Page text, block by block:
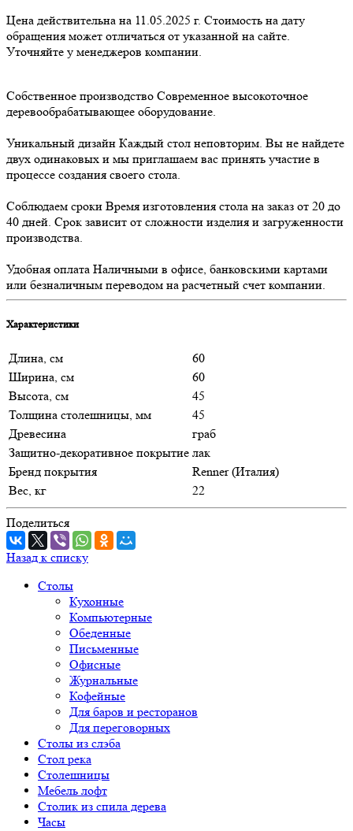
Цена действительна на 11.05.2025 г. Стоимость на дату
обращения может отличаться от указанной на сайте.
Уточняйте у менеджеров компании.
Собственное производство Современное высокоточное
деревообрабатывающее оборудование.
Уникальный дизайн Каждый стол неповторим. Вы не найдете
двух одинаковых и мы приглашаем вас принять участие в
процессе создания своего стола.
Соблюдаем сроки Время изготовления стола на заказ от 20 до
40 дней. Срок зависит от сложности изделия и загруженности
производства.
Удобная оплата Наличными в офисе, банковскими картами
или безналичным переводом на расчетный счет компании.
Характеристики
Длина, см
60
Ширина, см
60
Высота, см
45
Толщина столешницы, мм
45
Древесина
граб
Защитно-декоративное покрытие лак
Бренд покрытия
Renner (Италия)
Вес, кг
22
Поделиться
Назад к списку
Столы
Кухонные
Компьютерные
Обеденные
Письменные
Офисные
Журнальные
Кофейные
Для баров и ресторанов
Для переговорных
Столы из слэба
Стол река
Столешницы
Мебель лофт
Столик из спила дерева
Часы